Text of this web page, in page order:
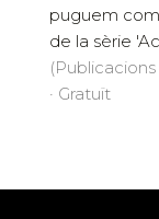
puguem
de la sèrie
· Gratuït